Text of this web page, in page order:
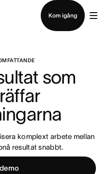
Kom igång
som
komplext arbete mellan
resultat snabbt.